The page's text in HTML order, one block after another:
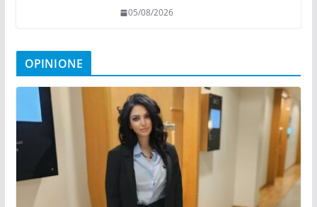
05/08/2026
OPINIONE